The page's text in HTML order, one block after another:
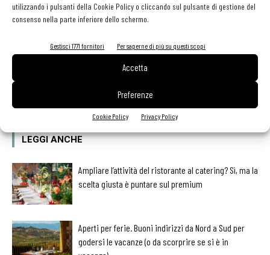
utilizzando i pulsanti della Cookie Policy o cliccando sul pulsante di gestione del
consenso nella parte inferiore dello schermo.
Gestisci 1771 fornitori Per saperne di più su questi scopi
Accetta
Preferenze
Cookie Policy Privacy Policy
TAG fatturazione fatturazione elettronica
LEGGI ANCHE
Ampliare l’attività del ristorante al catering? Sì, ma la
scelta giusta è puntare sul premium
Aperti per ferie. Buoni indirizzi da Nord a Sud per
godersi le vacanze (o da scorprire se si è in